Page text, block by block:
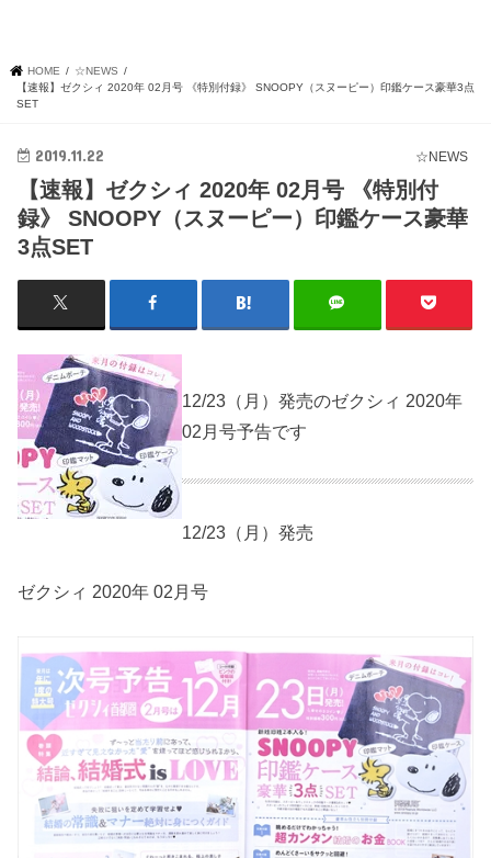
HOME
☆NEWS
【速報】ゼクシィ 2020年 02月号 《特別付録》 SNOOPY（スヌーピー）印鑑ケース豪華3点
SET
☆NEWS
2019.11.22
【速報】ゼクシィ 2020年 02月号 《特別付
録》 SNOOPY（スヌーピー）印鑑ケース豪華
3点SET
12/23（月）発売のゼクシィ 2020年
02月号予告です
12/23（月）発売
ゼクシィ 2020年 02月号